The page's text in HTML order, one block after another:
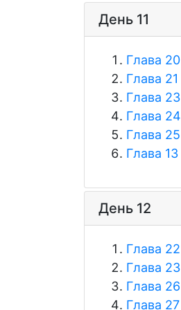
День 11
Глава 20
Глава 21
Глава 23
Глава 24
Глава 25
Глава 13
День 12
Глава 22
Глава 23
Глава 26
Глава 27